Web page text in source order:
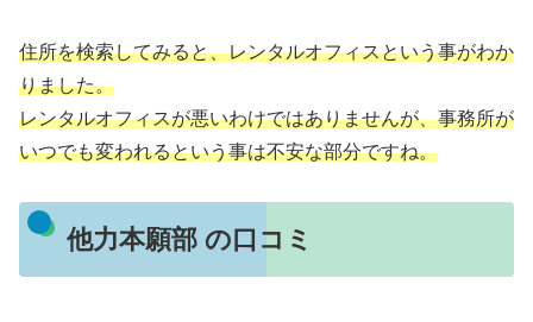
住所を検索してみると、レンタルオフィスという事がわか
りました。
レンタルオフィスが悪いわけではありませんが、事務所が
いつでも変われるという事は不安な部分ですね。
他力本願部 の口コミ